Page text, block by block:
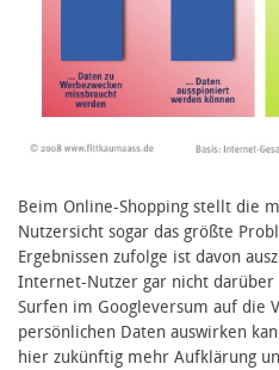
Beim Online-Shopping stellt die
Nutzersicht sogar das größte
Ergebnissen zufolge ist davon
Internet-Nutzer gar nicht darüber
Surfen im Googleversum auf die
persönlichen Daten auswirken
hier zukünftig mehr Aufklärung